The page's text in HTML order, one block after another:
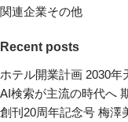
関連企業その他
Recent posts
ホテル開業計画 2030年
AI検索が主流の時代へ
創刊20周年記念号 梅澤